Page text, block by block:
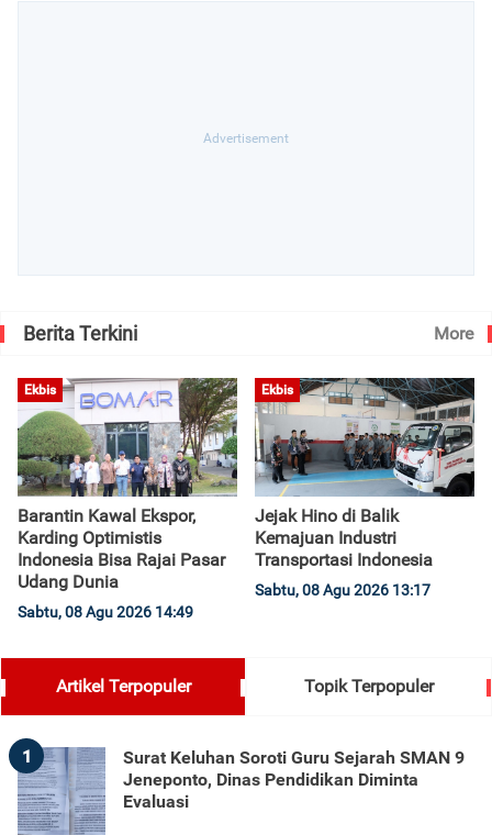
Berita Terkini More
Ekbis
Barantin Kawal Ekspor,
Karding Optimistis
Indonesia Bisa Rajai Pasar
Udang Dunia
Sabtu, 08 Agu 2026 14:49
Ekbis
Jejak Hino di Balik
Kemajuan Industri
Transportasi Indonesia
Sabtu, 08 Agu 2026 13:17
Artikel Terpopuler Topik Terpopuler
1
Surat Keluhan Soroti Guru Sejarah SMAN 9
Jeneponto, Dinas Pendidikan Diminta
Evaluasi